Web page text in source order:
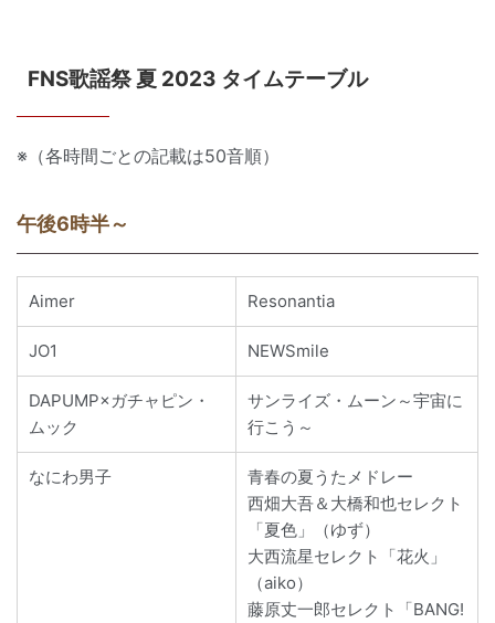
FNS歌謡祭 夏 2023 タイムテーブル
※（各時間ごとの記載は50音順）
午後6時半～
Aimer Resonantia
JO1 NEWSmile
DAPUMP×ガチャピン・
ムック
サンライズ・ムーン～宇宙に
行こう～
なにわ男子
青春の夏うたメドレー
西畑大吾＆大橋和也セレクト
「夏色」（ゆず）
大西流星セレクト「花火」
（aiko）
藤原丈一郎セレクト「BANG!